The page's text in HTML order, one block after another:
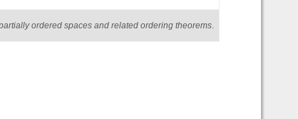
ordered spaces and related ordering theorems.